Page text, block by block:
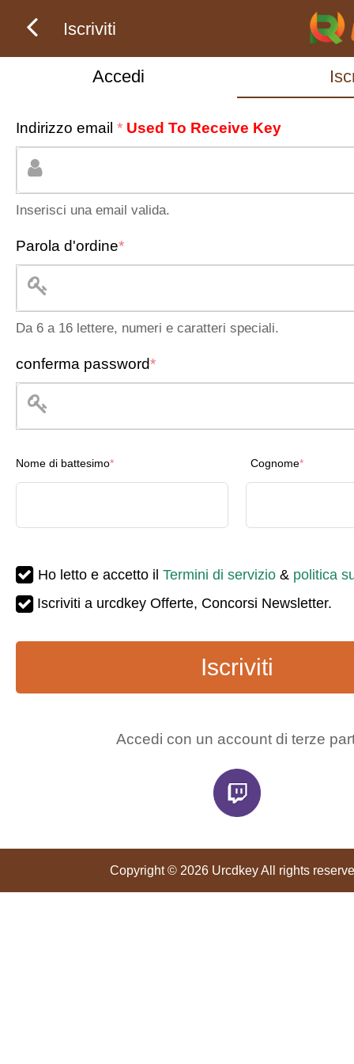
Iscriviti
Accedi
Indirizzo email * Used To Receive Key
Inserisci una email valida.
Parola d'ordine*
Da 6 a 16 lettere, numeri e caratteri speciali.
conferma password*
Nome di battesimo* Cognome*
Ho letto e accetto il Termini di servizio & politica
Iscriviti a urcdkey Offerte, Concorsi Newsletter.
Iscriviti
Accedi con un account di terze
Copyright © 2026 Urcdkey All rights